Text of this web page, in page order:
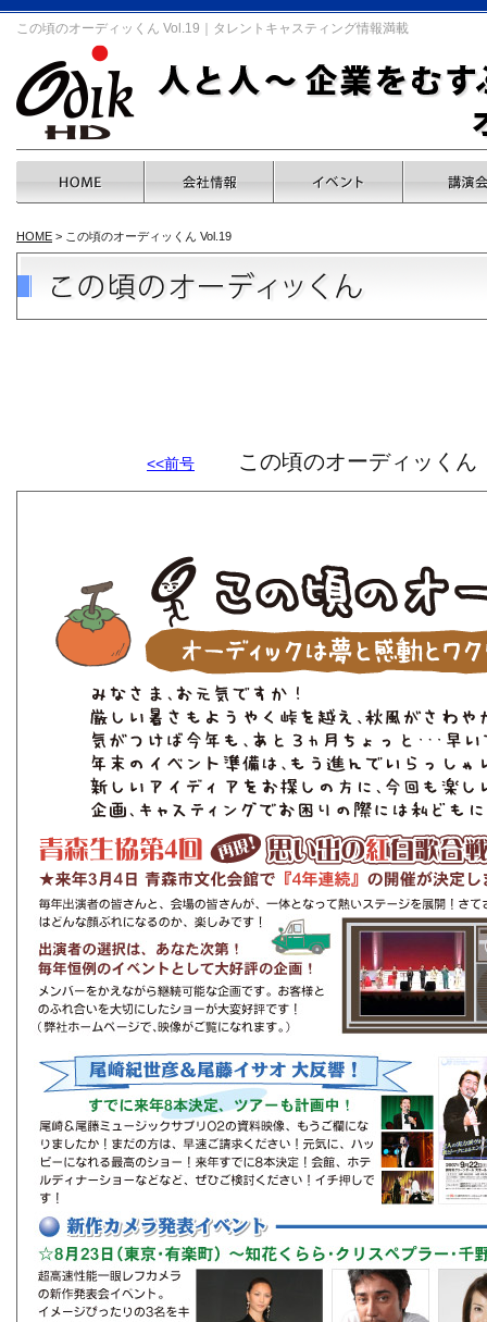
この頃のオーディッくん Vol.19｜タレントキャスティング情報満載
HOME > この頃のオーディッくん Vol.19
<<前号 この頃のオーディッく